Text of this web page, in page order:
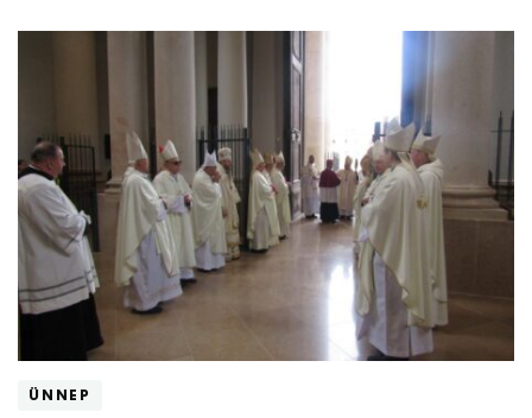
ÜNNEP